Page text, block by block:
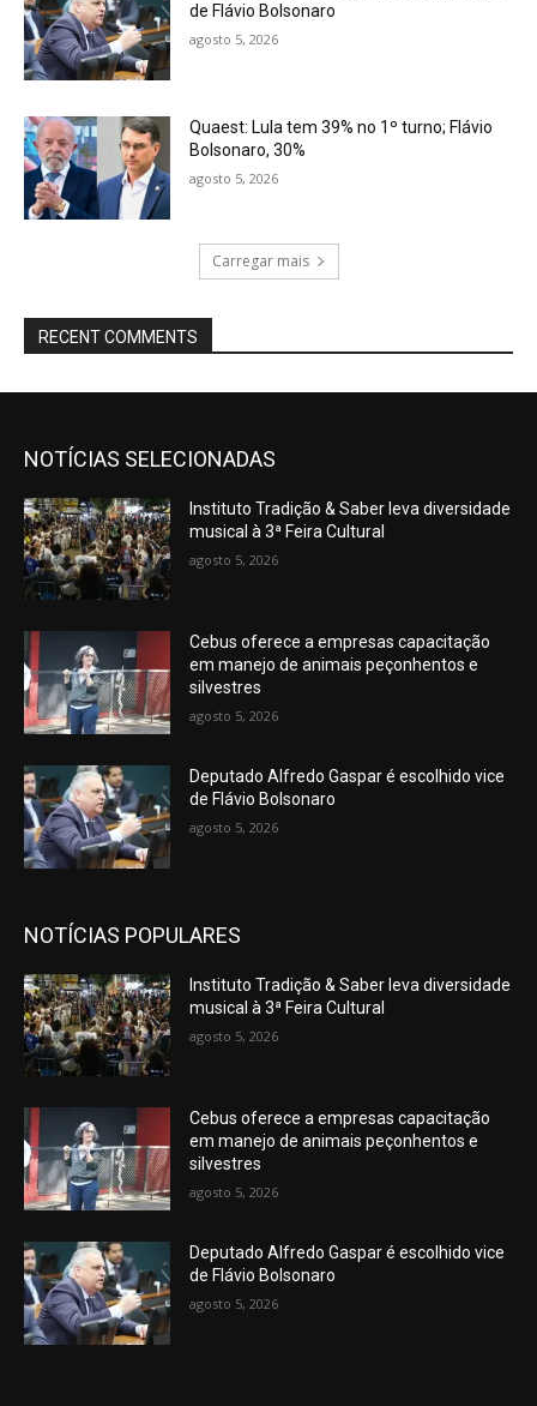
de Flávio Bolsonaro
agosto 5, 2026
Quaest: Lula tem 39% no 1º turno; Flávio
Bolsonaro, 30%
agosto 5, 2026
Carregar mais
RECENT COMMENTS
NOTÍCIAS SELECIONADAS
Instituto Tradição & Saber leva diversidade
musical à 3ª Feira Cultural
agosto 5, 2026
Cebus oferece a empresas capacitação
em manejo de animais peçonhentos e
silvestres
agosto 5, 2026
Deputado Alfredo Gaspar é escolhido vice
de Flávio Bolsonaro
agosto 5, 2026
NOTÍCIAS POPULARES
Instituto Tradição & Saber leva diversidade
musical à 3ª Feira Cultural
agosto 5, 2026
Cebus oferece a empresas capacitação
em manejo de animais peçonhentos e
silvestres
agosto 5, 2026
Deputado Alfredo Gaspar é escolhido vice
de Flávio Bolsonaro
agosto 5, 2026